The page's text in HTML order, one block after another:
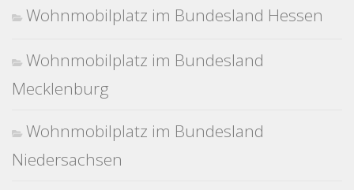
Wohnmobilplatz im Bundesland Hessen
Wohnmobilplatz im Bundesland
Mecklenburg
Wohnmobilplatz im Bundesland
Niedersachsen